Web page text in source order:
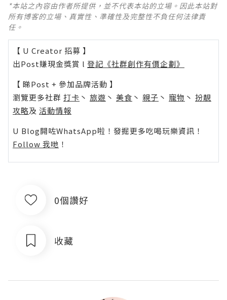
*本站之內容由作者所提供，並不代表本站的立場。因此本站對
所有博客的立場、真實性、準確性及完整性不負任何法律責
任。
【 U Creator 招募 】
出Post賺現金獎賞 l 登記《社群創作有價企劃》
【 睇Post + 參加品牌活動 】
瀏覽更多社群 打卡 丶 旅遊 丶 美食 丶 親子 丶 寵物 丶 扮靚
攻略及 活動情報
U Blog開咗WhatsApp啦！發掘更多吃喝玩樂資訊！
Follow 我哋 ！
0個讚好
收藏